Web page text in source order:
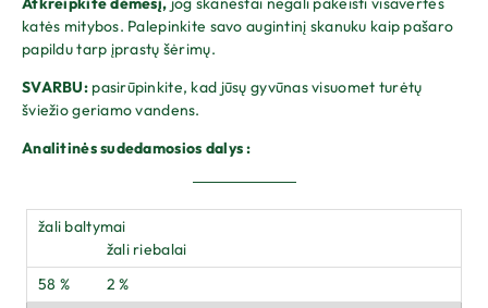
katės mitybos. Palepinkite savo augintinį skanuku kaip pašaro
papildu tarp įprastų šėrimų.
SVARBU: pasirūpinkite, kad jūsų gyvūnas visuomet turėtų
šviežio geriamo vandens.
Analitinės sudedamosios dalys :
žali riebalai
2 %